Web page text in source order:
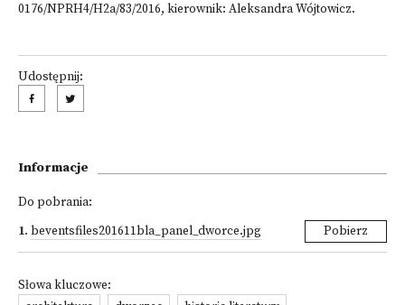
0176/NPRH4/H2a/83/2016, kierownik: Aleksandra Wójtowicz.
Udostępnij:
Informacje
Do pobrania:
1. beventsfiles201611bla_panel_dworce.jpg Pobierz
Słowa kluczowe: